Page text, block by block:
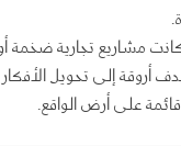
مشاريع تجارية ضخمة
أروقة إلى تحويل
على أرض الواقع.